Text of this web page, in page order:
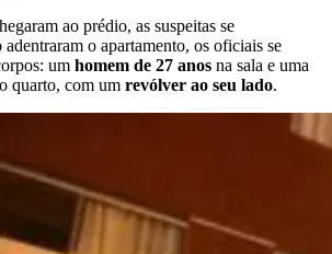
ao prédio, as suspeitas se
o apartamento, os oficiais se
um homem de 27 anos na sala e uma
quarto, com um revólver ao seu lado.